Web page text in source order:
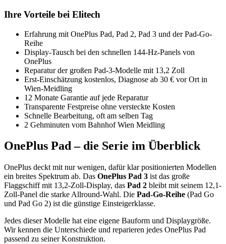
Ihre Vorteile bei Elitech
Erfahrung mit OnePlus Pad, Pad 2, Pad 3 und der Pad-Go-
Reihe
Display-Tausch bei den schnellen 144-Hz-Panels von
OnePlus
Reparatur der großen Pad-3-Modelle mit 13,2 Zoll
Erst-Einschätzung kostenlos, Diagnose ab 30 € vor Ort in
Wien-Meidling
12 Monate Garantie auf jede Reparatur
Transparente Festpreise ohne versteckte Kosten
Schnelle Bearbeitung, oft am selben Tag
2 Gehminuten vom Bahnhof Wien Meidling
OnePlus Pad – die Serie im Überblick
OnePlus deckt mit nur wenigen, dafür klar positionierten Modellen
ein breites Spektrum ab. Das OnePlus Pad 3 ist das große
Flaggschiff mit 13,2-Zoll-Display, das Pad 2 bleibt mit seinem 12,1-
Zoll-Panel die starke Allround-Wahl. Die Pad-Go-Reihe (Pad Go
und Pad Go 2) ist die günstige Einsteigerklasse.
Jedes dieser Modelle hat eine eigene Bauform und Displaygröße.
Wir kennen die Unterschiede und reparieren jedes OnePlus Pad
passend zu seiner Konstruktion.